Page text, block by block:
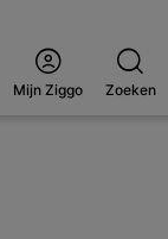
Open
Mijn Ziggo
Zoeken